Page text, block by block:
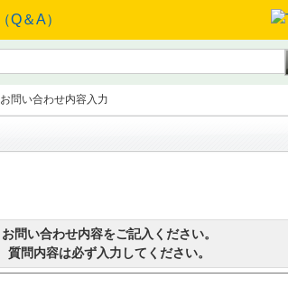
お問い合わせ内容入力
お問い合わせ内容をご記入ください。
質問内容は必ず入力してください。